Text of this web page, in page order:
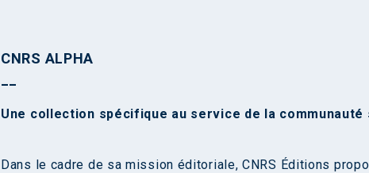
CNRS ALPHA
Une collection spécifique au service de la
Dans le cadre de sa mission éditoriale, CNRS Éditions